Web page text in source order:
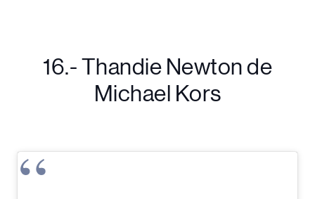
16.- Thandie Newton de
Michael Kors